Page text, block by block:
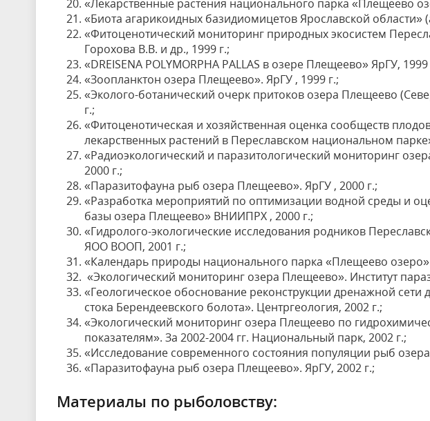
«Лекарственные растения национального парка «Плещеево
«Биота агарикоидных базидиомицетов Ярославской области»
«Фитоценотический мониторинг природных экосистем
Горохова В.В. и др., 1999 г.;
«DREISENA POLYMORPHA PALLAS в озере Плещеево» ЯрГУ, 1999
«Зоопланктон озера Плещеево». ЯрГУ , 1999 г.;
«Эколого-ботанический очерк притоков озера Плещеево
г.;
«Фитоценотическая и хозяйственная оценка сообществ
лекарственных растений в Переславском национальном
«Радиоэкологический и паразитологический мониторинг
2000 г.;
«Паразитофауна рыб озера Плещеево». ЯрГУ , 2000 г.;
«Разработка мероприятий по оптимизации водной среды и
базы озера Плещеево» ВНИИПРХ , 2000 г.;
«Гидролого-экологические исследования родников
ЯОО ВООП, 2001 г.;
«Календарь природы национального парка «Плещеево озеро»
«Экологический мониторинг озера Плещеево». Институт
«Геологическое обоснование реконструкции дренажной сети
стока Берендеевского болота». Центргеология, 2002 г.;
«Экологический мониторинг озера Плещеево по
показателям». За 2002-2004 гг. Национальный парк, 2002 г.;
«Исследование современного состояния популяции рыб
«Паразитофауна рыб озера Плещеево». ЯрГУ, 2002 г.;
Материалы по рыболовству: